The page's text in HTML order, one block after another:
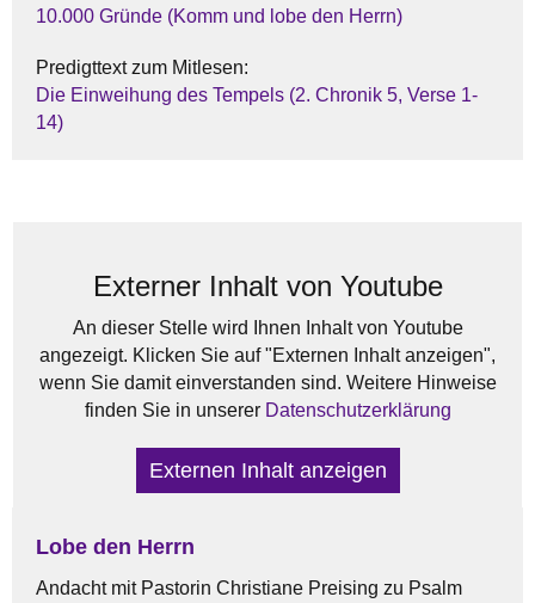
10.000 Gründe (Komm und lobe den Herrn)
Predigttext zum Mitlesen:
Die Einweihung des Tempels (2. Chronik 5, Verse 1-
14)
Externer Inhalt von Youtube
An dieser Stelle wird Ihnen Inhalt von Youtube
angezeigt. Klicken Sie auf "Externen Inhalt anzeigen",
wenn Sie damit einverstanden sind. Weitere Hinweise
finden Sie in unserer Datenschutzerklärung
Externen Inhalt anzeigen
Lobe den Herrn
Andacht mit Pastorin Christiane Preising zu Psalm